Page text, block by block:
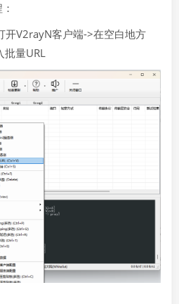
开V2rayN客户端->在空白地方
批量URL